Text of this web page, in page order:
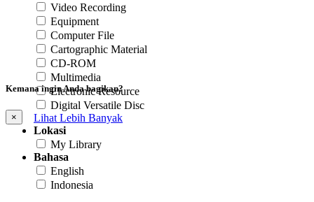
Video Recording
Equipment
Computer File
Cartographic Material
CD-ROM
Multimedia
Electronic Resource
Digital Versatile Disc
Lihat Lebih Banyak
Lokasi
My Library
Bahasa
English
Indonesia
Kemana ingin Anda bagikan?
×